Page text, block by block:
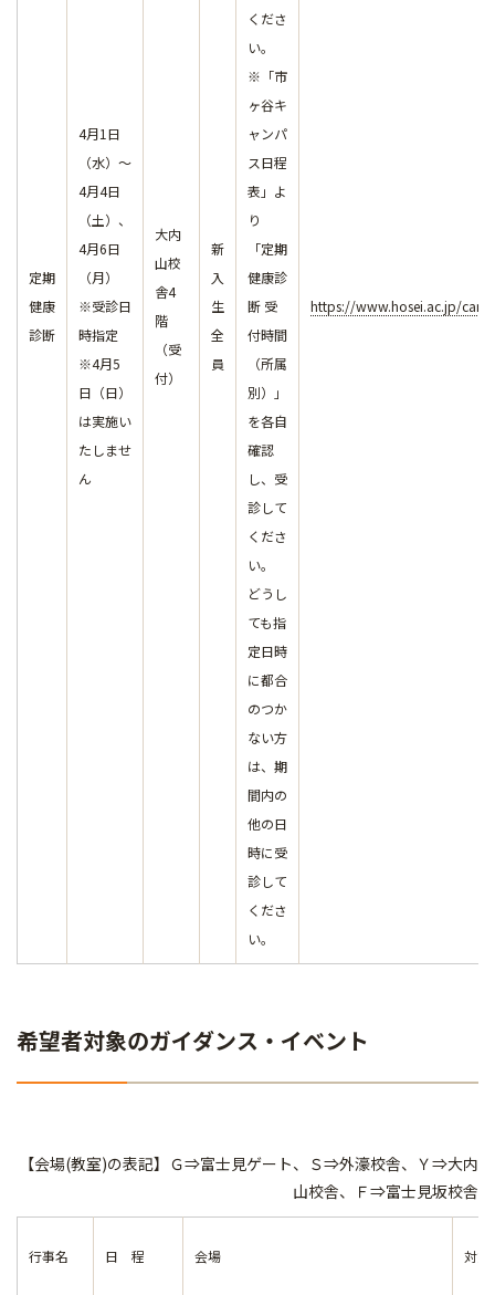
定期
健康
診断
4月1日
（水）～
4月4日
（土）、
4月6日
（月）
※受診日
時指定
※4月5
日（日）
は実施い
たしませ
ん
大内
山校
舎4
階
（受
付）
新
入
生
全
員
くださ
い。
※「市
ヶ谷キ
ャンパ
ス日程
表」よ
り
「定期
健康診
断 受
付時間
（所属
別）」
を各自
確認
し、受
診して
くださ
い。
どうし
ても指
定日時
に都合
のつか
ない方
は、期
間内の
他の日
時に受
診して
くださ
い。
https://www.hosei.ac.jp/
希望者対象のガイダンス・イベント
【会場(教室)の表記】Ｇ⇒富士見ゲート、Ｓ⇒外濠校舎、Ｙ⇒大内
山校舎、Ｆ⇒富士見坂校舎
行事名 日 程 会場 対象